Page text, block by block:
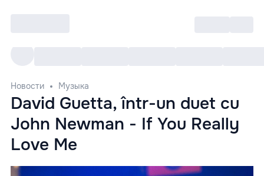
Новости Музыка
David Guetta, într-un duet cu
John Newman - If You Really
Love Me